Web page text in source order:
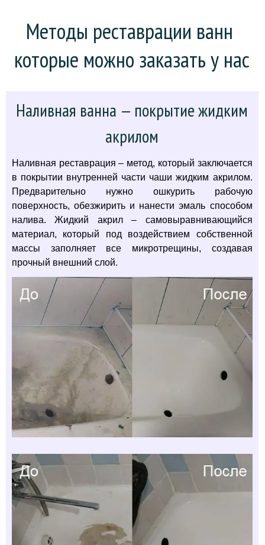
Методы реставрации ванн
которые можно заказать у нас
Наливная ванна — покрытие жидким
акрилом
Наливная реставрация – метод, который заключается
в покрытии внутренней части чаши жидким акрилом.
Предварительно нужно ошкурить рабочую
поверхность, обезжирить и нанести эмаль способом
налива. Жидкий акрил – самовыравнивающийся
материал, который под воздействием собственной
массы заполняет все микротрещины, создавая
прочный внешний слой.